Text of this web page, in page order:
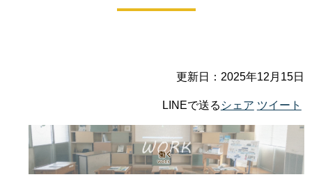
更新日：2025年12月15日
LINEで送る シェア ツイート